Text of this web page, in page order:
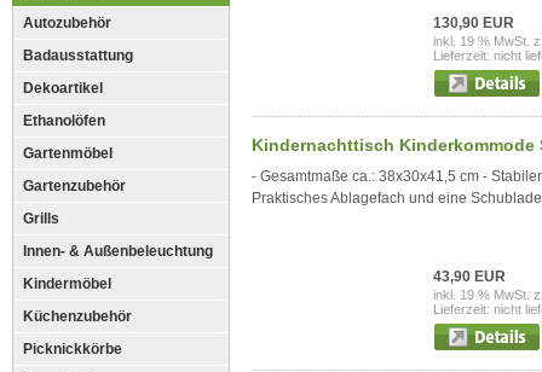
Autozubehör
Badausstattung
Dekoartikel
Ethanolöfen
Gartenmöbel
Gartenzubehör
Grills
Innen- & Außenbeleuchtung
Kindermöbel
Küchenzubehör
Picknickkörbe
130,90 EUR
inkl. 19 % MwSt.
Lieferzeit: nicht
Kindernachttisch
- Gesamtmaße ca.: 38x30x41,5 cm -
Praktisches Ablagefach und eine Schublade
43,90 EUR
inkl. 19 % MwSt.
Lieferzeit: nicht